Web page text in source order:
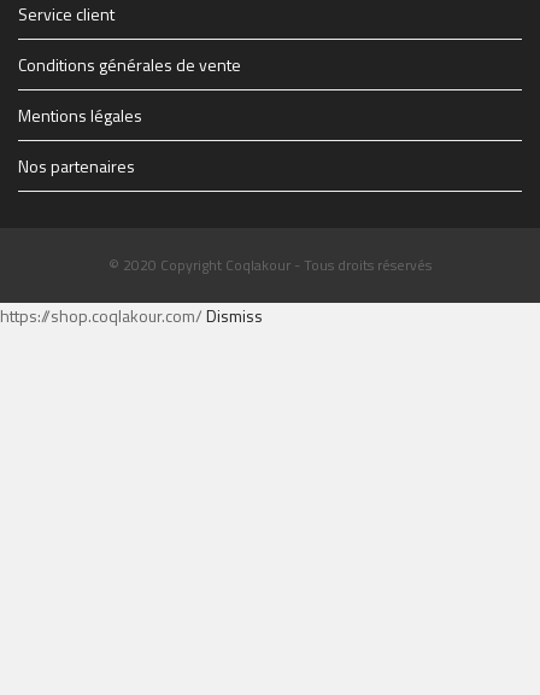
Service client
Conditions générales de vente
Mentions légales
Nos partenaires
© 2020 Copyright Coqlakour - Tous droits réservés
https://shop.coqlakour.com/Dismiss